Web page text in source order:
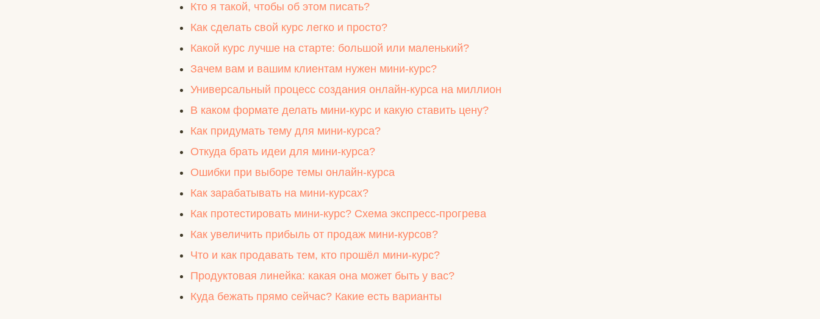
Кто я такой, чтобы об этом писать?
Как сделать свой курс легко и просто?
Какой курс лучше на старте: большой или маленький?
Зачем вам и вашим клиентам нужен мини-курс?
Универсальный процесс создания онлайн-курса на миллион
В каком формате делать мини-курс и какую ставить цену?
Как придумать тему для мини-курса?
Откуда брать идеи для мини-курса?
Ошибки при выборе темы онлайн-курса
Как зарабатывать на мини-курсах?
Как протестировать мини-курс? Схема экспресс-прогрева
Как увеличить прибыль от продаж мини-курсов?
Что и как продавать тем, кто прошёл мини-курс?
Продуктовая линейка: какая она может быть у вас?
Куда бежать прямо сейчас? Какие есть варианты